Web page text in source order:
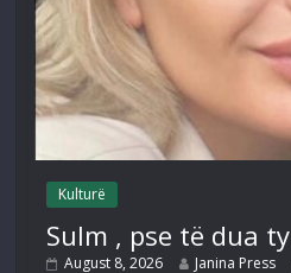
Kulturë
Sulm , pse të dua ty
August 8, 2026 Janina Press